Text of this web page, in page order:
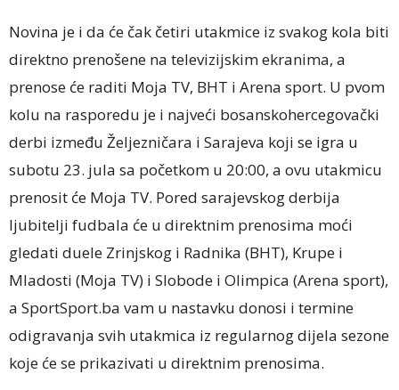
Novina je i da će čak četiri utakmice iz svakog kola biti
direktno prenošene na televizijskim ekranima, a
prenose će raditi Moja TV, BHT i Arena sport. U pvom
kolu na rasporedu je i najveći bosanskohercegovački
derbi između Željezničara i Sarajeva koji se igra u
subotu 23. jula sa početkom u 20:00, a ovu utakmicu
prenosit će Moja TV. Pored sarajevskog derbija
ljubitelji fudbala će u direktnim prenosima moći
gledati duele Zrinjskog i Radnika (BHT), Krupe i
Mladosti (Moja TV) i Slobode i Olimpica (Arena sport),
a SportSport.ba vam u nastavku donosi i termine
odigravanja svih utakmica iz regularnog dijela sezone
koje će se prikazivati u direktnim prenosima.